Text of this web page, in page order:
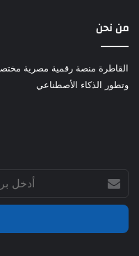
من نحن
القاطرة منصة رقمية مصرية
وتطور الذكاء الأصطناعي
بريدك
الإلكتروني